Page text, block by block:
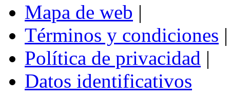
Mapa de web |
Términos y condiciones |
Política de privacidad |
Datos identificativos